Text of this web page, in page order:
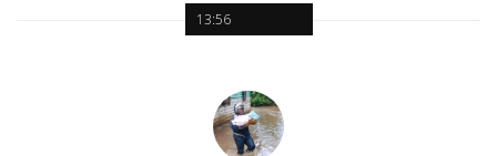
13:56